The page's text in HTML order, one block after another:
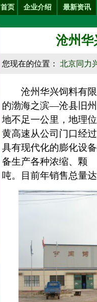
首页 企业介绍 最新资讯
沧州华
您现在的位置： 北京同力
沧州华兴饲料有限
的渤海之滨—沧县旧
地不足一公里，地理
黄高速从公司门口经
具有现代化的膨化设
备生产各种浓缩、颗
吨。目前年销售总量